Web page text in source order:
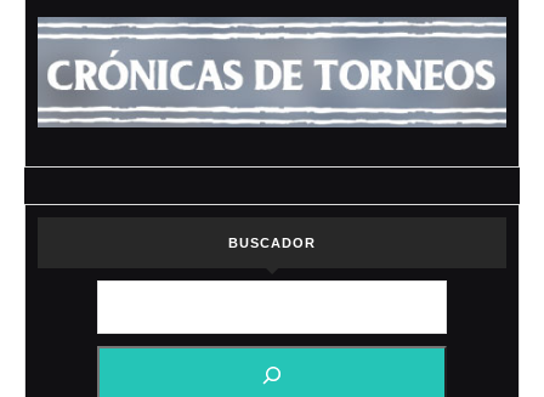
BUSCADOR